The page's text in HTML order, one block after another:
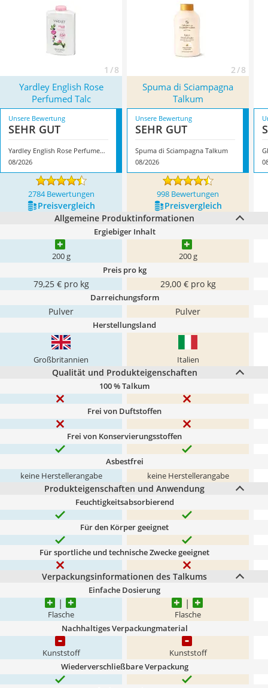
das ModellYardley English Rose Perfumed Talc
Eigenschaften.
1 / 8 2 / 8
Yardley English Rose
Perfumed Talc
Spuma di Sciampagna
Talkum
Unsere Bewertung
SEHR GUT
Yardley English Rose Perfumed Talc
08/2026
Unsere Bewertung
SEHR GUT
Spuma di Sciampagna Talkum
08/2026
2784 Bewertungen 998 Bewertungen
Preis­vergleich
Preis­vergleich
Allgemeine Produktinformationen
Ergiebiger Inhalt
200 g 200 g
Preis pro kg
79,25 € pro kg 29,00 € pro kg
Darreichungsform
Pulver Pulver
Herstellungsland
Großbritannien Italien
Qualität und Produkteigenschaften
100 % Talkum
Frei von Duftstoffen
Frei von Konservierungsstoffen
Asbestfrei
keine Herstellerangabe keine Herstellerangabe
Produkteigenschaften und Anwendung
Feuchtigkeitsabsorbierend
Für den Körper geeignet
Für sportliche und technische Zwecke geeignet
Verpackungsinformationen des Talkums
Einfache Dosierung
Flasche Flasche
Nachhaltiges Verpackungmaterial
Kunststoff Kunststoff
Wiederverschließbare Verpackung